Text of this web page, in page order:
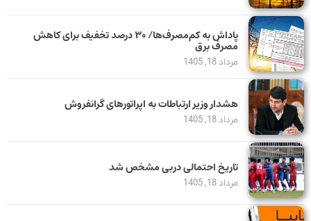
پاداش به کم‌مصرف‌ها/ ۳۰ درصد تخفیف برای کاهش
مصرف برق
مرداد 18, 1405
هشدار وزیر ارتباطات به اپراتورهای گرانفروش
مرداد 18, 1405
تاریخ احتمالی دربی مشخص شد
مرداد 18, 1405